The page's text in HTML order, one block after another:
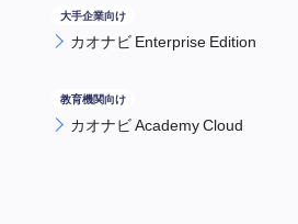
カオナビ Enterprise Edition
カオナビ Academy Cloud